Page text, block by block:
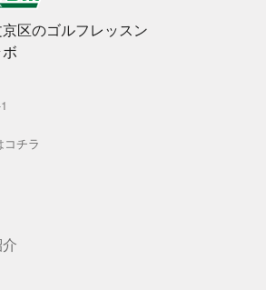
区のゴルフレッスン
コチラ